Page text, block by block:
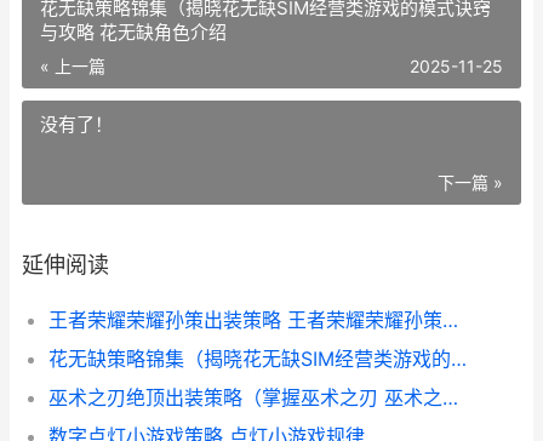
花无缺策略锦集（揭晓花无缺SIM经营类游戏的模式诀窍
与攻略 花无缺角色介绍
« 上一篇 2025-11-25
没有了！
下一篇 »
延伸阅读
王者荣耀荣耀孙策出装策略 王者荣耀荣耀孙策称号怎么拿到
花无缺策略锦集（揭晓花无缺SIM经营类游戏的模式诀窍与攻略 花无缺角色介绍
巫术之刃绝顶出装策略（掌握巫术之刃 巫术之刃绝顶出装攻略
数字点灯小游戏策略 点灯小游戏规律